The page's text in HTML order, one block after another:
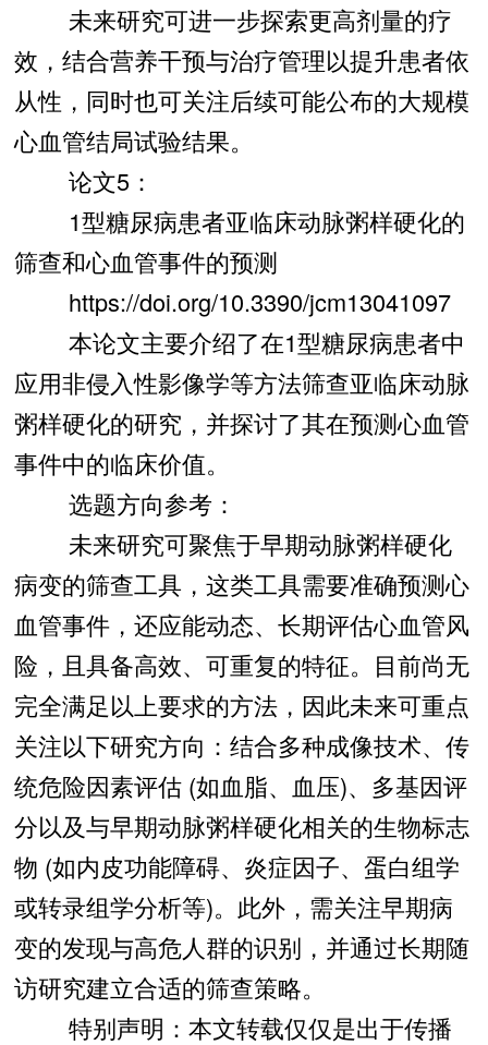
未来研究可进一步探索更高剂量的疗
效，结合营养干预与治疗管理以提升患者依
从性，同时也可关注后续可能公布的大规模
心血管结局试验结果。
论文5：
1型糖尿病患者亚临床动脉粥样硬化的
筛查和心血管事件的预测
https://doi.org/10.3390/jcm13041097
本论文主要介绍了在1型糖尿病患者中
应用非侵入性影像学等方法筛查亚临床动脉
粥样硬化的研究，并探讨了其在预测心血管
事件中的临床价值。
选题方向参考：
未来研究可聚焦于早期动脉粥样硬化
病变的筛查工具，这类工具需要准确预测心
血管事件，还应能动态、长期评估心血管风
险，且具备高效、可重复的特征。目前尚无
完全满足以上要求的方法，因此未来可重点
关注以下研究方向：结合多种成像技术、传
统危险因素评估 (如血脂、血压)、多基因评
分以及与早期动脉粥样硬化相关的生物标志
物 (如内皮功能障碍、炎症因子、蛋白组学
或转录组学分析等)。此外，需关注早期病
变的发现与高危人群的识别，并通过长期随
访研究建立合适的筛查策略。
特别声明：本文转载仅仅是出于传播